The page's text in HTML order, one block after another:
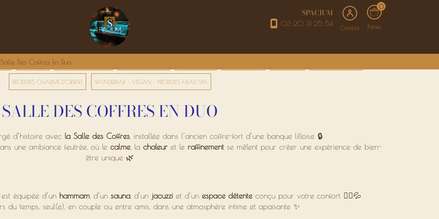
SPACIUM
03 20 31 25 54 Compte
0
Panier
Salle Des Coffres En Duo
PACK DUO HAMMAM PRIVATIF
PRODUITS CHARME D'ORIENT WUNDERBAR - VEGAN - PRODUITS HEAD SPA
SALLE DES COFFRES EN DUO
d’histoire avec la Salle des Coffres , installée dans l’ancien coffre-fort d’une banque lilloise 🔒
une ambiance feutrée, où le calme, la chaleuret le raffinementse mêlent pour créer une expérience de bien-
être unique 🌿
équipée d’un hammam , d’un sauna , d’un jacuzzi et d’un espace détente conçu pour votre confort 💆‍♀️💦
du temps, seul(e), en couple ou entre amis, dans une atmosphère intime et apaisante ✨